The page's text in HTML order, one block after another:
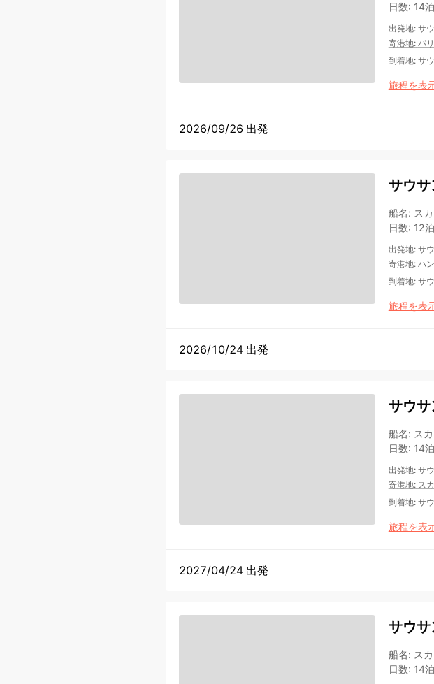
日数: 14泊
出発地: サ
寄港地: パリ
到着地: サ
旅程を表
2026/09/26 出発
サウサ
船名: ス
日数: 12泊
出発地: サ
寄港地: ハ
到着地: サ
旅程を表
2026/10/24 出発
サウ
船名: ス
日数: 14泊
出発地: サ
寄港地: ス
到着地: サ
旅程を表
2027/04/24 出発
サウ
船名: ス
日数: 14泊